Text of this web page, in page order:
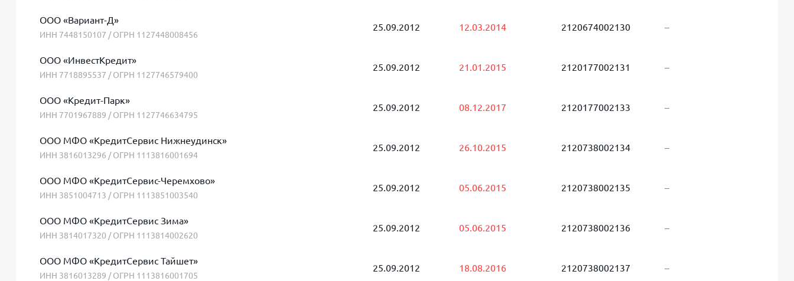
ООО «Вариант-Д»
ИНН 7448150107 / ОГРН 1127448008456
25.09.2012 12.03.2014 2120674002130 –
ООО «ИнвестКредит»
ИНН 7718895537 / ОГРН 1127746579400
25.09.2012 21.01.2015 2120177002131 –
ООО «Кредит-Парк»
ИНН 7701967889 / ОГРН 1127746634795
25.09.2012 08.12.2017 2120177002133 –
ООО МФО «КредитСервис Нижнеудинск»
ИНН 3816013296 / ОГРН 1113816001694
25.09.2012 26.10.2015 2120738002134 –
ООО МФО «КредитСервис-Черемхово»
ИНН 3851004713 / ОГРН 1113851003540
25.09.2012 05.06.2015 2120738002135 –
ООО МФО «КредитСервис Зима»
ИНН 3814017320 / ОГРН 1113814002620
25.09.2012 05.06.2015 2120738002136 –
ООО МФО «КредитСервис Тайшет»
ИНН 3816013289 / ОГРН 1113816001705
25.09.2012 18.08.2016 2120738002137 –